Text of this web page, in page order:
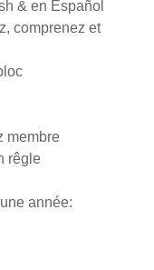
& en Español
comprenez et
membre
rêgle
année: